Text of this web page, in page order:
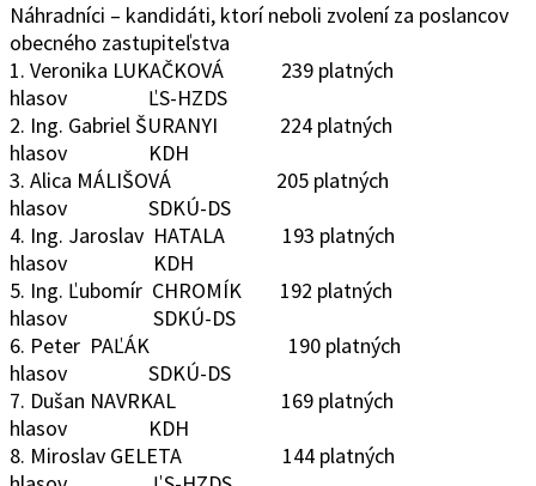
Náhradníci – kandidáti, ktorí neboli zvolení za poslancov
obecného zastupiteľstva
1. Veronika LUKAČKOVÁ 239 platných
hlasov ĽS-HZDS
2. Ing. Gabriel ŠURANYI 224 platných
hlasov KDH
3. Alica MÁLIŠOVÁ 205 platných
hlasov SDKÚ-DS
4. Ing. Jaroslav HATALA 193 platných
hlasov KDH
5. Ing. Ľubomír CHROMÍK 192 platných
hlasov SDKÚ-DS
6. Peter PAĽÁK 190 platných
hlasov SDKÚ-DS
7. Dušan NAVRKAL 169 platných
hlasov KDH
8. Miroslav GELETA 144 platných